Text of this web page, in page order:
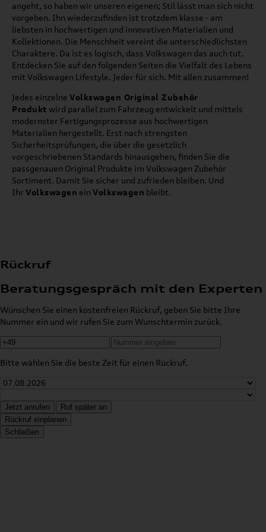
angeht, so haben wir unseren eigenen; Stil lässt man sich nicht
vorgeben. Ihn wiederzufinden ist trotzdem klasse - am
liebsten in hochwertigen und innovativen Materialien und
Kollektionen. Die Menschheit vereint die unterschiedlichsten
Charaktere. Da ist es logisch, dass Volkswagen das auch tut.
Entdecken Sie auf den folgenden Seiten die Vielfalt des Lebens
mit Volkswagen Lifestyle. Jeder für sich. Mit allen zusammen!
Jedes einzelne Volkswagen Original Zubehör
Produkt wird parallel zum Fahrzeug entwickelt und mittels
modernster Fertigungsprozesse aus hochwertigen
Materialien hergestellt. Erst nach strengsten
Sicherheitsprüfungen, die über die gesetzlich
vorgeschriebenen Standards hinausgehen, finden Sie die
passgenauen Original Produkte im Volkswagen Zubehör
Sortiment. Damit Sie sicher und zufrieden bleiben. Und
Ihr Volkswagen ein Volkswagen bleibt.
Rückruf
Beratungsgespräch mit den Experten
Wünschen Sie einen kostenfreien Rückruf, geben Sie bitte Ihre
Nummer ein und wir rufen Sie zum Wunschtermin zurück.
Bitte wählen Sie die beste Zeit für einen Rückruf.
Jetzt anrufen
Ruf später an
Rückruf einplanen
Schließen